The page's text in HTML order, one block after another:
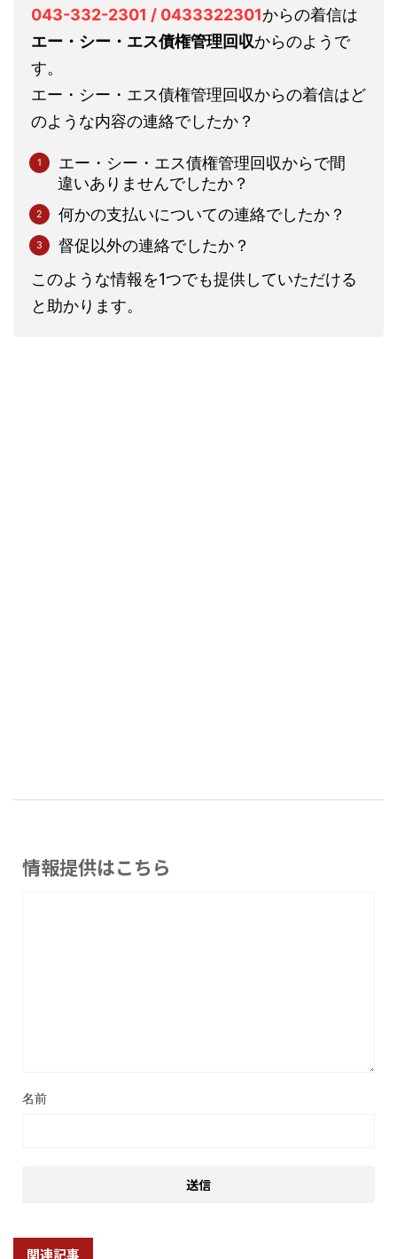
043-332-2301 / 0433322301からの着信は
エー・シー・エス債権管理回収からのようで
す。
エー・シー・エス債権管理回収からの着信はど
のような内容の連絡でしたか？
エー・シー・エス債権管理回収からで間
違いありませんでしたか？
何かの支払いについての連絡でしたか？
督促以外の連絡でしたか？
このような情報を1つでも提供していただける
と助かります。
情報提供はこちら
名前
関連記事